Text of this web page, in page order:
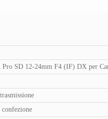
Pro SD 12-24mm F4 (IF) DX per
confezione